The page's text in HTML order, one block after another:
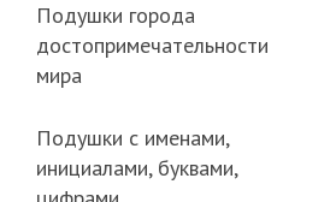
Подушки города
достопримечательности
мира
Подушки с именами,
инициалами, буквами,